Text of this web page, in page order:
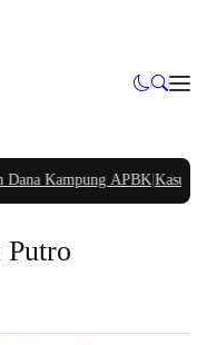
Kampung APBK|Kasus